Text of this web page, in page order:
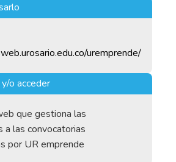
uremprende/
o acceder
que gestiona las
a las convocatorias
por UR emprende